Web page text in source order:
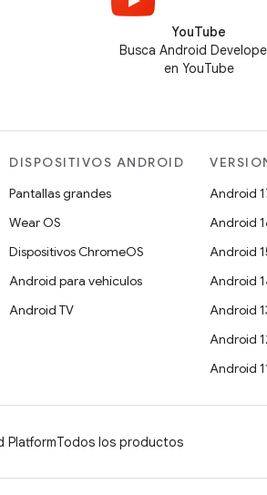
YouTube
Busca Android
en YouTube
DISPOSITIVOS ANDROID
Pantallas grandes
Wear OS
Dispositivos ChromeOS
Android para vehículos
Android TV
Android
Android
Android
Android
Android
Android
Android
PlatformTodos los productos